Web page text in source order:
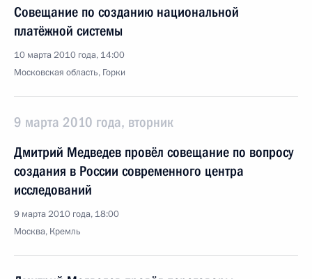
Совещание по созданию национальной
платёжной системы
10 марта 2010 года, 14:00
Московская область, Горки
9 марта 2010 года, вторник
Дмитрий Медведев провёл совещание по вопросу
создания в России современного центра
исследований
9 марта 2010 года, 18:00
Москва, Кремль